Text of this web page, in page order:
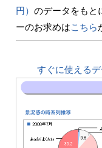
円）のデータをもと
ーのお求めはこちら
すぐに使える